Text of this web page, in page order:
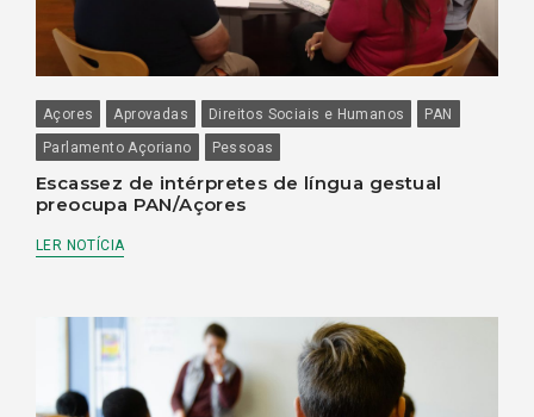
Açores Aprovadas Direitos Sociais e Humanos
PAN
Parlamento Açoriano
Pessoas
Escassez de intérpretes de língua gestual
preocupa PAN/Açores
LER NOTÍCIA